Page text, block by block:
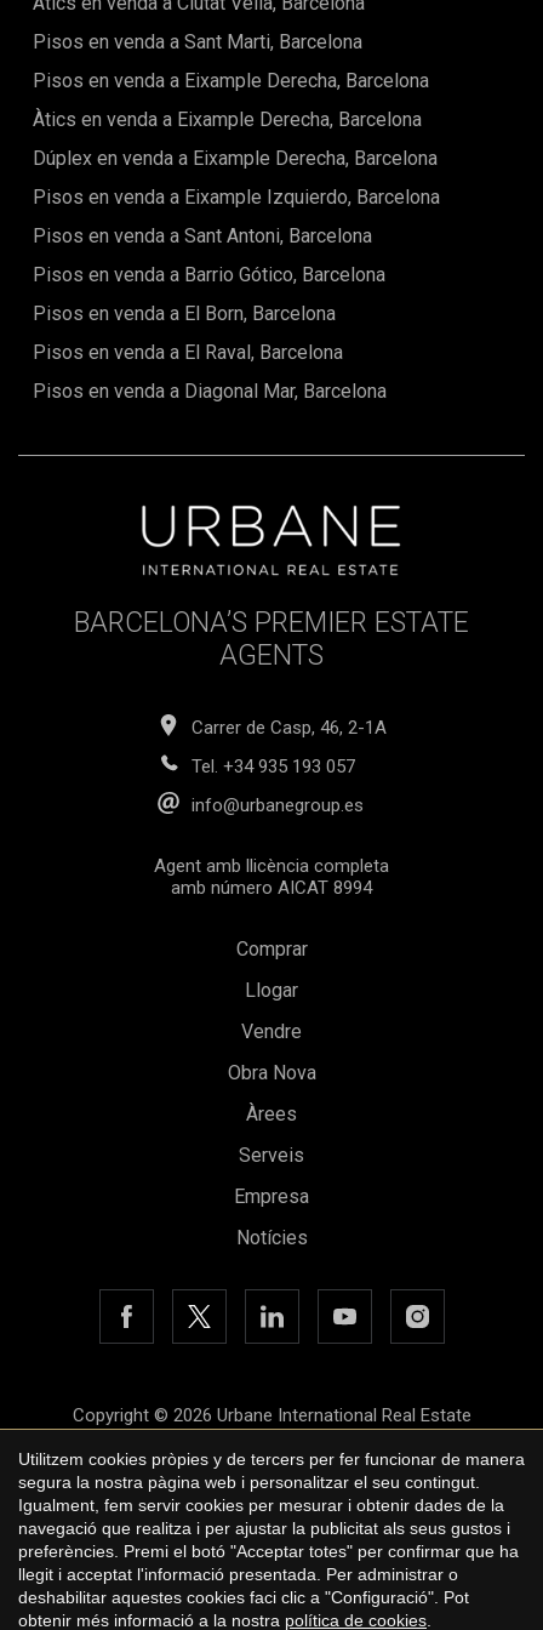
Pisos en venda a Sant Marti, Barcelona
Pisos en venda a Eixample Derecha, Barcelona
Àtics en venda a Eixample Derecha, Barcelona
Dúplex en venda a Eixample Derecha, Barcelona
Pisos en venda a Eixample Izquierdo, Barcelona
Pisos en venda a Sant Antoni, Barcelona
Pisos en venda a Barrio Gótico, Barcelona
Pisos en venda a El Born, Barcelona
Pisos en venda a El Raval, Barcelona
Pisos en venda a Diagonal Mar, Barcelona
BARCELONA’S PREMIER ESTATE
AGENTS
Carrer de Casp, 46, 2-1A
Tel. +34 935 193 057
info@urbanegroup.es
Agent amb llicència completa
amb número AICAT 8994
Comprar
Llogar
Vendre
Obra Nova
Àrees
Serveis
Empresa
Notícies
Copyright © 2026 Urbane International Real Estate
Avís legal
Política de privacitat
Polí­tica de cookies
byiEstrategic
Utilitzem cookies pròpies y de tercers per fer funcionar de manera
segura la nostra pàgina web i personalitzar el seu contingut.
Igualment, fem servir cookies per mesurar i obtenir dades de la
navegació que realitza i per ajustar la publicitat als seus gustos i
preferències. Premi el botó "Acceptar totes" per confirmar que ha
llegit i acceptat l'informació presentada. Per administrar o
deshabilitar aquestes cookies faci clic a "Configuració". Pot
obtenir més informació a la nostra política de cookies
Guardar configuració Acceptar totes